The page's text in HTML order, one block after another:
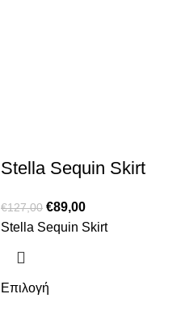
Stella Sequin Skirt
€127,00 €89,00
Stella Sequin Skirt
Επιλογή